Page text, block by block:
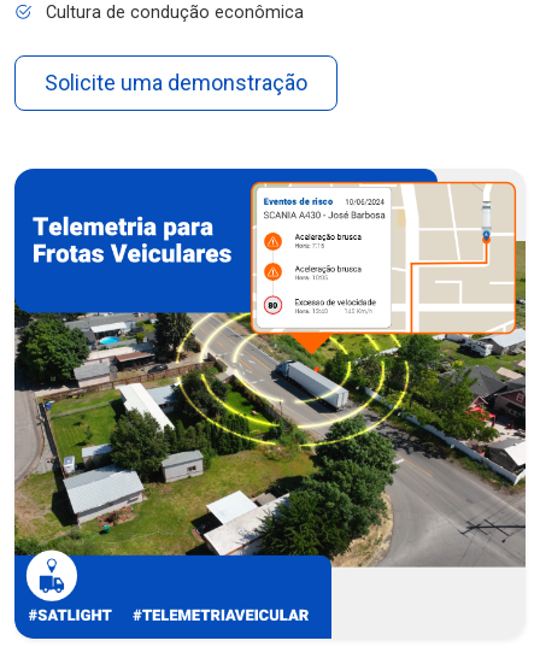
Cultura de condução econômica
Solicite uma demonstração